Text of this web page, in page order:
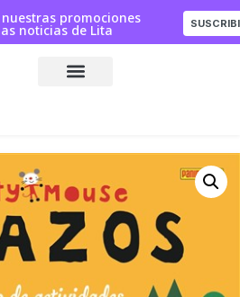
promociones
noticias de Lita